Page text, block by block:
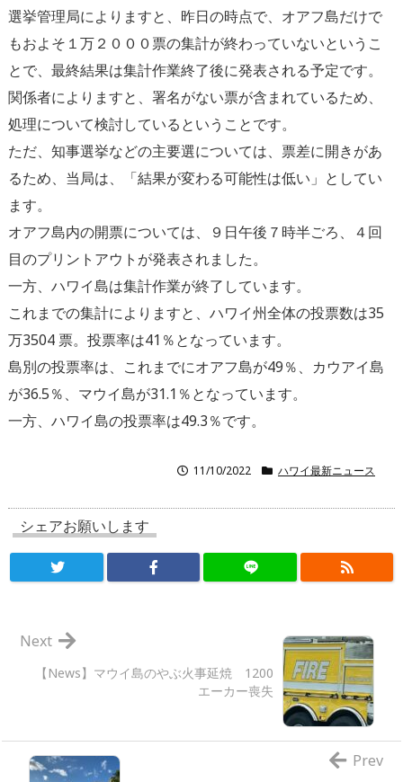
選挙管理局によりますと、昨日の時点で、オアフ島だけで
もおよそ１万２０００票の集計が終わっていないというこ
とで、最終結果は集計作業終了後に発表される予定です。
関係者によりますと、署名がない票が含まれているため、
処理について検討しているということです。
ただ、知事選挙などの主要選については、票差に開きがあ
るため、当局は、「結果が変わる可能性は低い」としてい
ます。
オアフ島内の開票については、９日午後７時半ごろ、４回
目のプリントアウトが発表されました。
一方、ハワイ島は集計作業が終了しています。
これまでの集計によりますと、ハワイ州全体の投票数は35
万3504 票。投票率は41％となっています。
島別の投票率は、これまでにオアフ島が49％、カウアイ島
が36.5％、マウイ島が31.1％となっています。
一方、ハワイ島の投票率は49.3％です。
11/10/2022 ハワイ最新ニュース
シェアお願いします
【News】マウイ島のやぶ火事延焼 1200
エーカー喪失
Next
Prev